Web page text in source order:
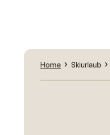
Home Skiurlaub